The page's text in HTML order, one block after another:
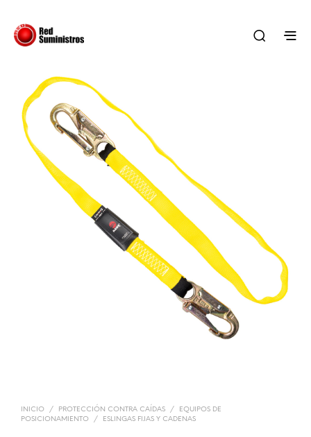
INICIO / PROTECCIÓN CONTRA CAÍDAS /
EQUIPOS DE
POSICIONAMIENTO
/ ESLINGAS FIJAS Y CADENAS